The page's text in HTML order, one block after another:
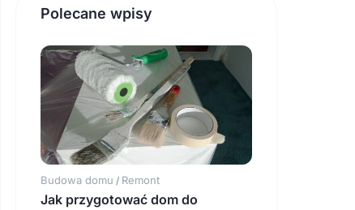
Polecane wpisy
Budowa domu / Remont
Jak przygotować dom do